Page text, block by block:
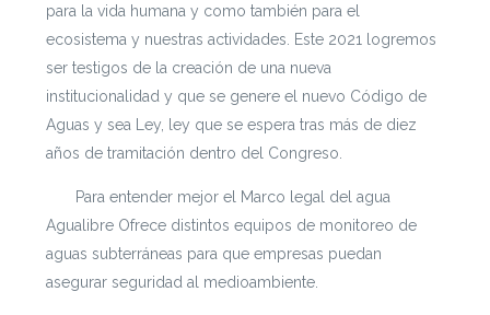
para la vida humana y como también para el
ecosistema y nuestras actividades. Este 2021 logremos
ser testigos de la creación de una nueva
institucionalidad y que se genere el nuevo Código de
Aguas y sea Ley, ley que se espera tras más de diez
años de tramitación dentro del Congreso.
Para entender mejor el Marco legal del agua
Agualibre Ofrece distintos equipos de monitoreo de
aguas subterráneas para que empresas puedan
asegurar seguridad al medioambiente.